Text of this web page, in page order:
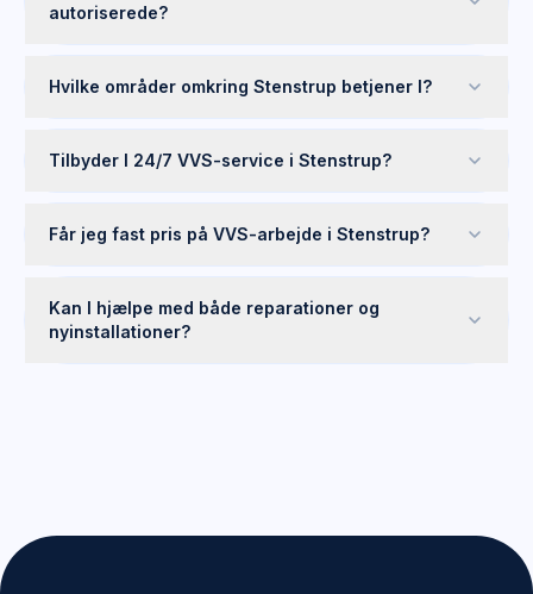
autoriserede?
Hvilke områder omkring Stenstrup betjener I?
Tilbyder I 24/7 VVS-service i Stenstrup?
Får jeg fast pris på VVS-arbejde i Stenstrup?
Kan I hjælpe med både reparationer og
nyinstallationer?